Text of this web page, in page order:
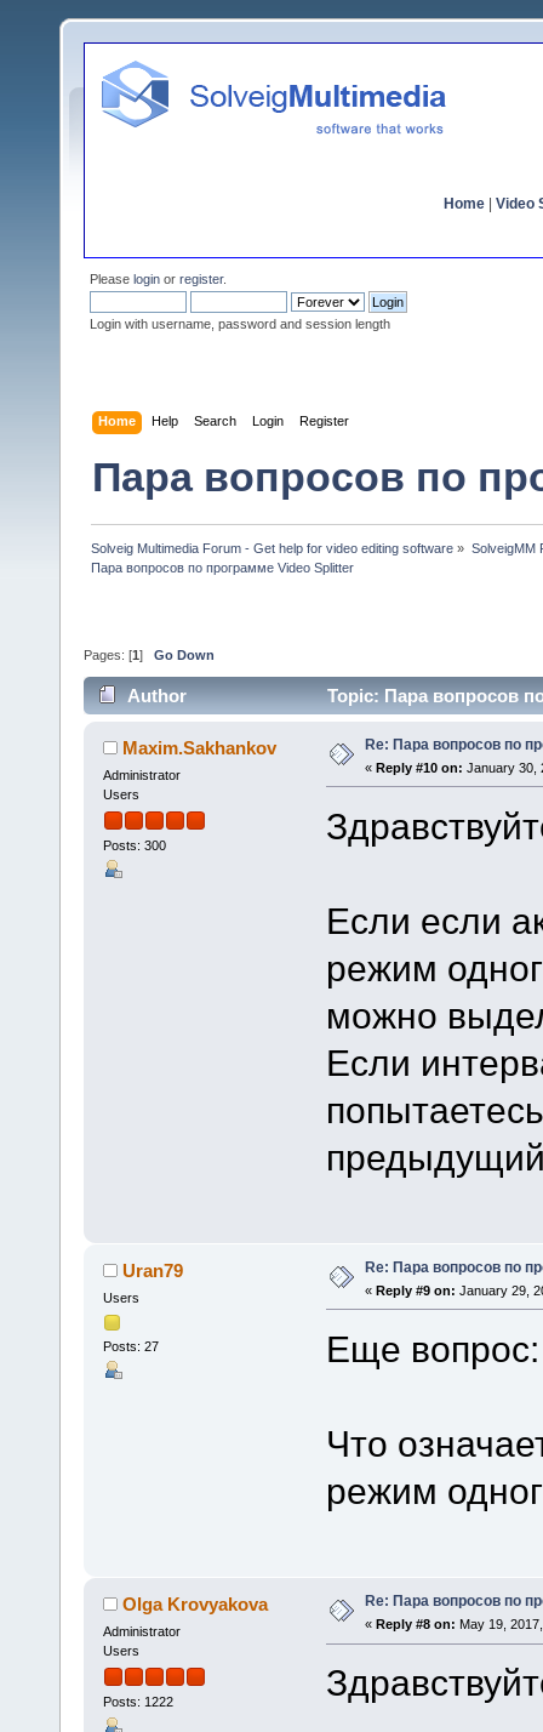
Home Video
Please login or register.
Login with username, password and session length
Home Help Search Login Register
Пара вопросов по
Solveig Multimedia Forum - Get help for video editing software » SolveigMM
Пара вопросов по программе Video Splitter
Pages: [1 ] Go Down
Author Topic: Пара вопросов
Maxim.Sakhankov
Administrator
Users
Posts: 300
Re: Пара вопросов по
« Reply #10 on: January 30,
Если если
режим
можно
Если
Uran79
Users
Posts: 27
Re: Пара вопросов по
« Reply #9 on: January 29,
Еще вопрос:
Что
режим
Olga Krovyakova
Administrator
Users
Posts: 1222
Re: Пара вопросов по
« Reply #8 on: May 19,